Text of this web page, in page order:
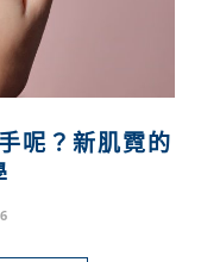
呢？新肌霓的